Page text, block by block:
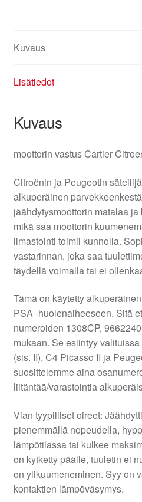
Kuvaus
Lisätiedot
Kuvaus
moottorin vastus Cartier
Citroënin ja Peugeotin
alkuperäinen
jäähdytysmoottorin matalaa
mikä saa moottorin
ilmastointi toimii kunnolla.
vastarinnan, joka saa
täydellä voimalla tai ei
Tämä on käytetty
PSA -huolenaiheeseen. Sitä
numeroiden 1308CP,
mukaan. Se esiintyy
(sis. II), C4 Picasso II ja
suosittelemme aina
liitäntää/varastointia
Vian tyypilliset oireet:
pienemmällä nopeudella,
lämpötilassa tai kulkee
on kytketty päälle, tuuletin ei
on ylikuumeneminen. Syy on
kontaktien lämpöväsymys.